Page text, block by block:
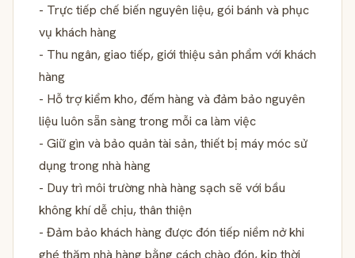
- Trực tiếp chế biến nguyên liệu, gói bánh và phục
vụ khách hàng
- Thu ngân, giao tiếp, giới thiệu sản phẩm với khách
hàng
- Hỗ trợ kiểm kho, đếm hàng và đảm bảo nguyên
liệu luôn sẵn sàng trong mỗi ca làm việc
- Giữ gìn và bảo quản tài sản, thiết bị máy móc sử
dụng trong nhà hàng
- Duy trì môi trường nhà hàng sạch sẽ với bầu
không khí dễ chịu, thân thiện
- Đảm bảo khách hàng được đón tiếp niềm nở khi
ghé thăm nhà hàng bằng cách chào đón, kịp thời